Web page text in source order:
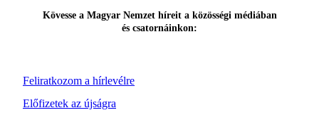
Feliratkozom a hírlevélre
Kövesse a Magyar Nemzet híreit a közösségi médiában
és csatornáinkon:
Előfizetek az újságra